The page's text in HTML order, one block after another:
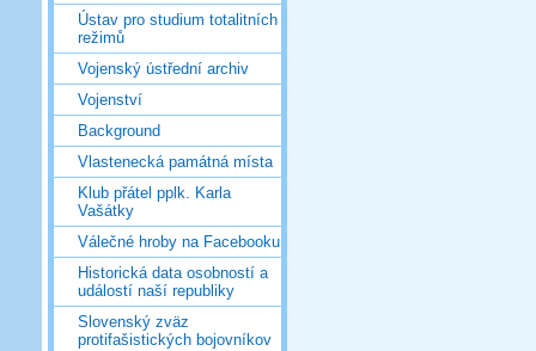
Ústav pro studium totalitních
režimů
Vojenský ústřední archiv
Vojenství
Background
Vlastenecká památná místa
Klub přátel pplk. Karla
Vašátky
Válečné hroby na Facebooku
Historická data osobností a
událostí naší republiky
Slovenský zväz
protifašistických bojovníkov